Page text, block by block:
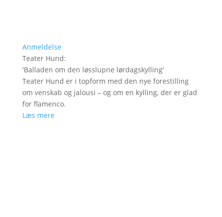
Anmeldelse
Teater Hund:
'Balladen om den løsslupne lørdagskylling'
Teater Hund er i topform med den nye forestilling
om venskab og jalousi – og om en kylling, der er glad
for flamenco.
Læs mere